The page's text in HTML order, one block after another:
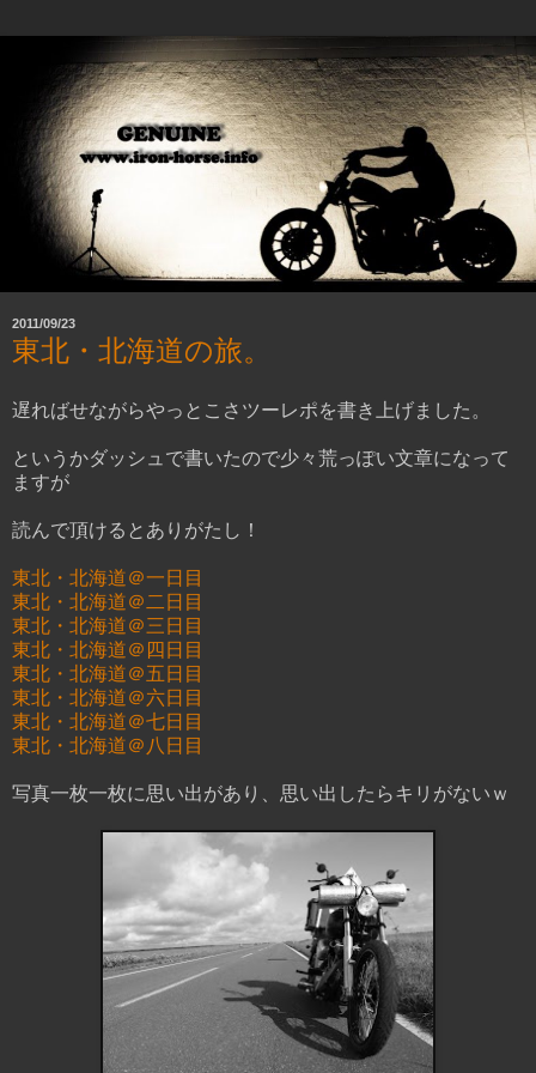
2011/09/23
東北・北海道の旅。
遅ればせながらやっとこさツーレポを書き上げました。
というかダッシュで書いたので少々荒っぽい文章になって
ますが
読んで頂けるとありがたし！
東北・北海道＠一日目
東北・北海道＠二日目
東北・北海道＠三日目
東北・北海道＠四日目
東北・北海道＠五日目
東北・北海道＠六日目
東北・北海道＠七日目
東北・北海道＠八日目
写真一枚一枚に思い出があり、思い出したらキリがないｗ